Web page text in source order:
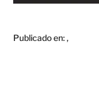
Publicado en:,